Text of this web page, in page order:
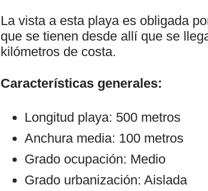
La vista a esta playa es obligada
que se tienen desde allí que se
kilómetros de costa.
Características generales:
Longitud playa: 500 metros
Anchura media: 100 metros
Grado ocupación: Medio
Grado urbanización: Aislada